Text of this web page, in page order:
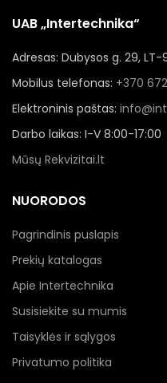
UAB „Intertechnika“
Adresas: Dubysos g. 29, LT-
Mobilus telefonas: +370
Elektroninis paštas:
Darbo laikas: I-V 8:00-17:00
Mūsų Rekvizitai.lt
NUORODOS
Pagrindinis puslapis
Prekių katalogas
Apie Intertechnika
Susisiekite su mumis
Taisyklės ir sąlygos
Privatumo politika